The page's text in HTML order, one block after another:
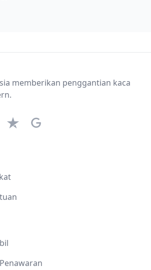
memberikan penggantian kaca
TrustpilotGoogle Business Profile